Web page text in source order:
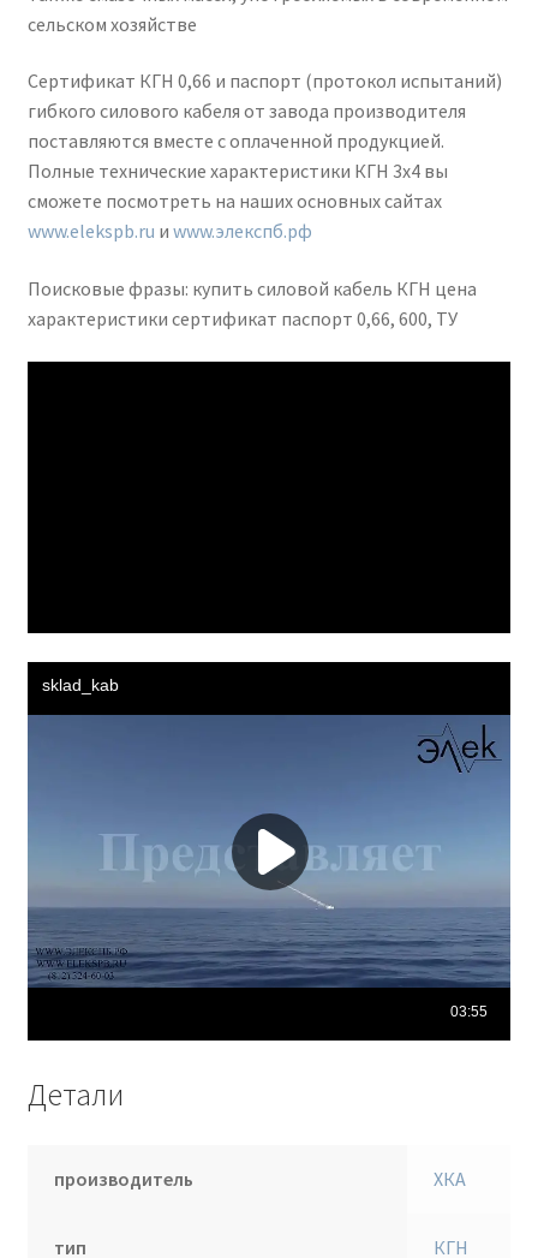
сельском хозяйстве
Сертификат КГН 0,66 и паспорт (протокол испытаний)
гибкого силового кабеля от завода производителя
поставляются вместе с оплаченной продукцией.
Полные технические характеристики КГН 3х4 вы
сможете посмотреть на наших основных сайтах
www.elekspb.ru и www.элекспб.рф
Поисковые фразы: купить силовой кабель КГН цена
характеристики сертификат паспорт 0,66, 600, ТУ
Детали
производитель ХКА
тип КГН